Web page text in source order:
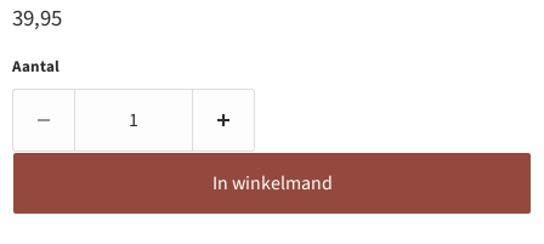
Huidige prijs
39,95
Aantal
In winkelmand